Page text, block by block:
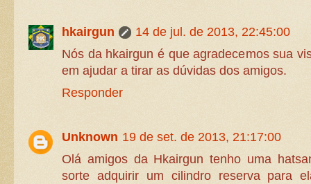
hkairgun
14 de jul. de 2013, 22:45:00
Nós da hkairgun é que agradecemos sua
em ajudar a tirar as dúvidas dos amigos.
Responder
Unknown 19 de set. de 2013, 21:17:00
Olá amigos da Hkairgun tenho uma
sorte adquirir um cilindro reserva para